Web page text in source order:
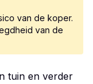
van de koper.
van de
tuin en verder